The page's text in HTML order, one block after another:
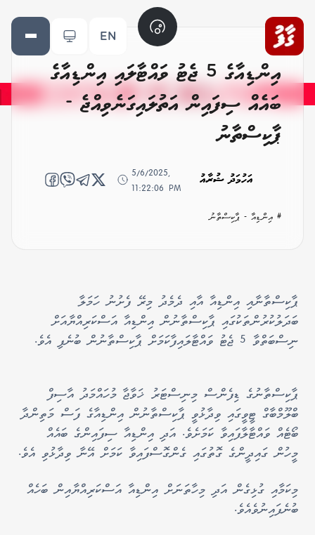
EN
އިންޑިއާގެ 5 ޖެޓު ވައްޓާލައި އިންޑިއާގެ
ބައެއް ސިފައިން އަތުލައިގަނެވިއްޖެ -
ޕާކިސްތާނު
އަހުމަދު ޝުރާއު
5/6/2025,
11:22:06 PM
# އިންޑިއާ - ޕާކިސްތާނު
ޕާކިސްތާނާއި އިންޑިއާ އާއި ދެމެދު މިރޭ ފެށުނު ހަމަލާ
ބަދަލުކުރުންތަކުގައި ޕާކިސްތާނުން އިންޑިއާ އަސްކަރިއްޔާއަށް
ނިސްބަތްވާ 5 ޖެޓު ވައްޓާލައިފާކަމަށް ޕާކިސްތާނުން ބުނެފި އެވެ.
ޕާކިސްތާނުގެ ޑިފެންސް މިނިސްޓަރު ޚަވާޖާ މުހައްމަދު އާސިފް
ބްލޫމްބާގް ޓީވީގައި ވިދާޅުވީ ޕާކިސްތާނުން އިންޑިއާގެ ފަސް މަތިންދާ
ބޯޓެއް ވައްޓާލާފައިވާ ކަމަށެވެ. އަދި އިންޑިއާ ސިފައިންގެ ބައެއް
މީހުން ގައިދީންގެ ގޮތުގައި ގެންގޮސްފައިވާ ކަމަށް އޭނާ ވިދާޅުވި އެވެ.
މިކަމާއި ގުޅިގެން އަދި މިހާތަނަށް އިންޑިއާ އަސްކަރިއްޔާއިން ބަހެއް
ބުނެފައިނުވެއެވެ.